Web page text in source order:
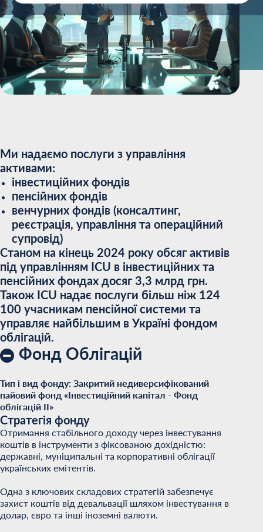
Ми надаємо послуги з управління
активами:
інвестиційних фондів
пенсійних фондів
венчурних фондів (консалтинг,
реєстрація, управління та операційний
супровід)
Станом на кінець 2024 року обсяг активів
під управлінням ICU в інвестиційних та
пенсійних фондах досяг 3,3 млрд грн.
Також ICU надає послуги більш ніж 124
100 учасникам пенсійної системи та
управляє найбільшим в Україні фондом
облігацій.
Фонд Облігацій
Тип і вид фонду: Закритий недиверсифікований
пайовий фонд «Інвестиційний капітал - Фонд
облігацій II»
Стратегія фонду
Отримання стабільного доходу через інвестування
коштів в інструменти з фіксованою дохідністю:
державні, муніципальні та корпоративні облігації
українських емітентів.
Одна з ключових складових стратегій забезпечує
захист коштів від девальвації шляхом інвестування в
долар, євро та інші іноземні валюти.